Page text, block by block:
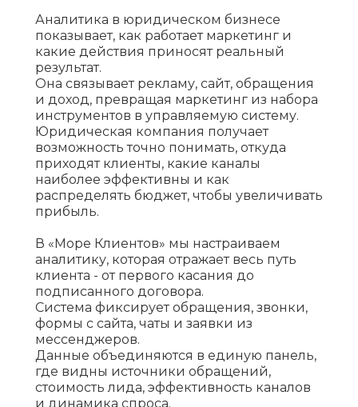
Аналитика в юридическом бизнесе
показывает, как работает маркетинг и
какие действия приносят реальный
результат.
Она связывает рекламу, сайт, обращения
и доход, превращая маркетинг из набора
инструментов в управляемую систему.
Юридическая компания получает
возможность точно понимать, откуда
приходят клиенты, какие каналы
наиболее эффективны и как
распределять бюджет, чтобы увеличивать
прибыль.
В «Море Клиентов» мы настраиваем
аналитику, которая отражает весь путь
клиента - от первого касания до
подписанного договора.
Система фиксирует обращения, звонки,
формы с сайта, чаты и заявки из
мессенджеров.
Данные объединяются в единую панель,
где видны источники обращений,
стоимость лида, эффективность каналов
и динамика спроса.